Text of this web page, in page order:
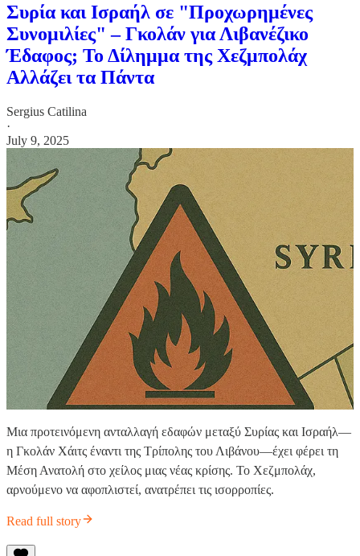
Συρία και Ισραήλ σε "Προχωρημένες
Συνομιλίες" – Γκολάν για Λιβανέζικο
Έδαφος; Το Δίλημμα της Χεζμπολάχ
Αλλάζει τα Πάντα
Sergius Catilina
·
July 9, 2025
Μια προτεινόμενη ανταλλαγή εδαφών μεταξύ Συρίας και Ισραήλ—
η Γκολάν Χάιτς έναντι της Τρίπολης του Λιβάνου—έχει φέρει τη
Μέση Ανατολή στο χείλος μιας νέας κρίσης. Το Χεζμπολάχ,
αρνούμενο να αφοπλιστεί, ανατρέπει τις ισορροπίες.
Read full story